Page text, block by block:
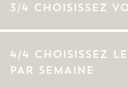
3/4 CHOISISSEZ
4/4 CHOISISSEZ
PAR SEMAINE